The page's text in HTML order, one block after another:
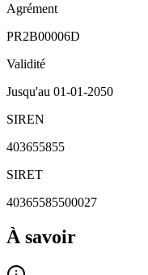
Agrément
PR2B00006D
Validité
Jusqu'au 01-01-2050
SIREN
403655855
SIRET
40365585500027
À savoir